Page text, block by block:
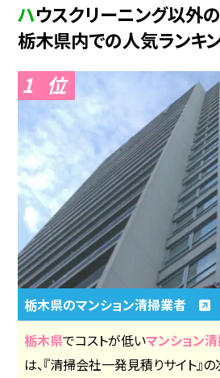
ハウスクリーニング以外
栃木県内での人気ランキ
1
栃木県のマンション清掃業者
栃木県でコストが低いマンション
は、『清掃会社一発見積りサイト』